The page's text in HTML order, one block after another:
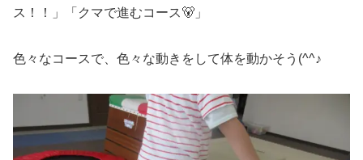
ス！！」「クマで進むコース🐻」
色々なコースで、色々な動きをして体を動かそう(^^♪